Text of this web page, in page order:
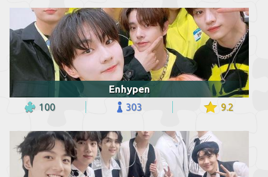
Enhypen
100 303 9.2